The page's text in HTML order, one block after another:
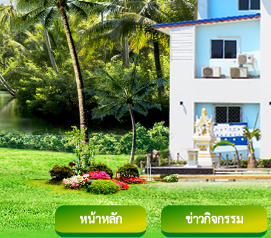
หน้าหลัก ข่าวกิจกรรม